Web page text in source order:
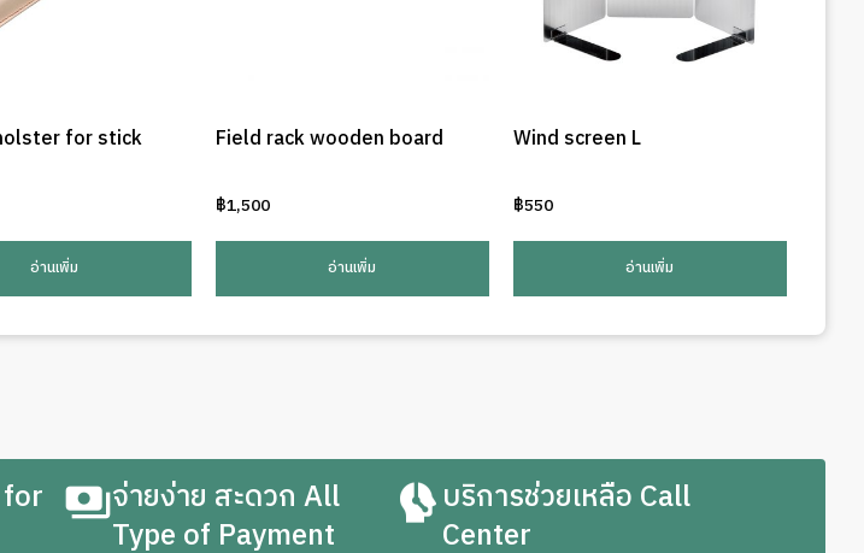
for stick
อ่านเพิ่ม
Field rack wooden board
฿1,500
อ่านเพิ่ม
Wind screen L
฿550
อ่านเพิ่ม
จ่ายง่าย สะดวก All
Type of Payment
บริการช่วยเหลือ Call
Center